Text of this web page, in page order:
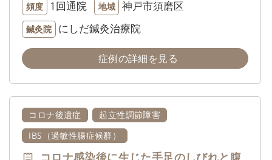
頻度 1回通院 地域 神戸市須磨区
鍼灸院 にしだ鍼灸治療院
症例の詳細を見る
コロナ後遺症
起立性調節障害
IBS（過敏性腸症候群）